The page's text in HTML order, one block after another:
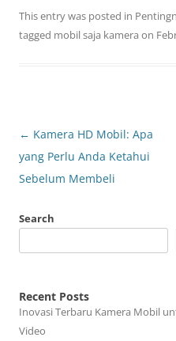
This entry was posted in
tagged mobil saja kamera on
Post
navigation
← Kamera HD Mobil: Apa
yang Perlu Anda Ketahui
Sebelum Membeli
Search
Recent Posts
Inovasi Terbaru Kamera Mobil
Video